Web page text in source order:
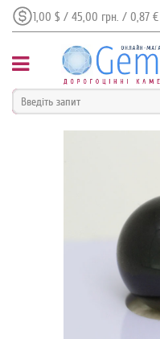
1,00 $ / 45,00 грн. / 0,87 €